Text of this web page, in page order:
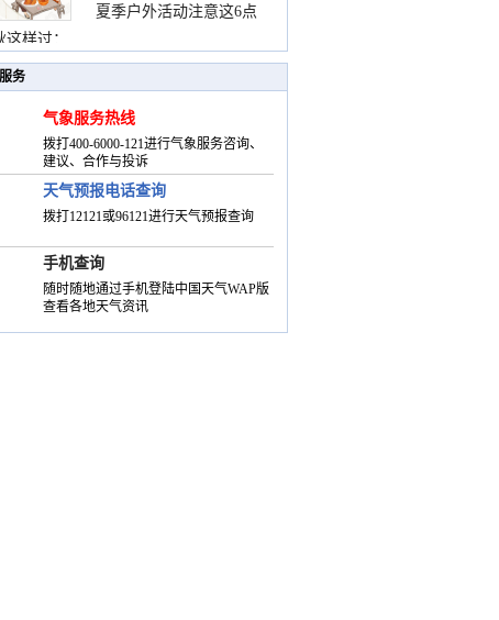
这样过：
温小贴士
夏季户外活动注意这6点
务
气象服务热线
拨打400-6000-121进行气象服务咨询、
建议、合作与投诉
天气预报电话查询
拨打12121或96121进行天气预报查询
手机查询
随时随地通过手机登陆中国天气WAP版
查看各地天气资讯